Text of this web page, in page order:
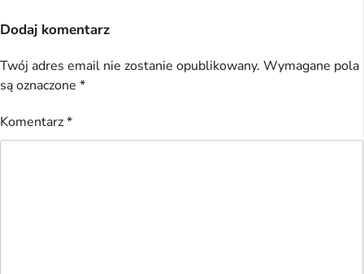
Dodaj komentarz
Twój adres email nie zostanie opublikowany. Wymagane pola
są oznaczone *
Komentarz*